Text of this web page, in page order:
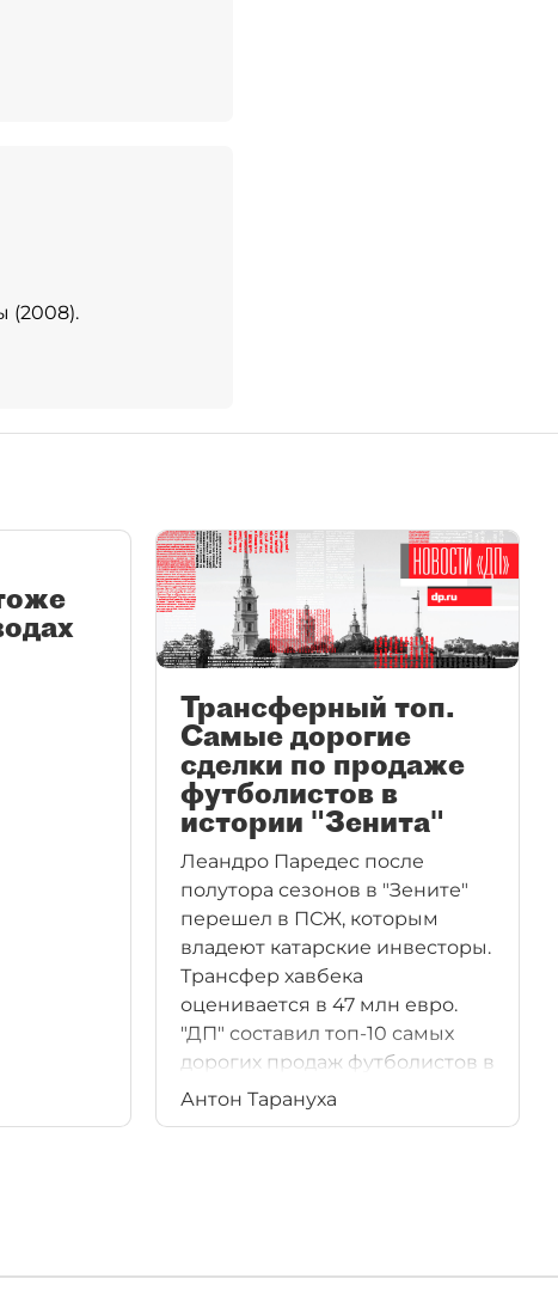
(2008).
Трансферный топ.
Самые дорогие
сделки по продаже
футболистов в
истории "Зенита"
Леандро Паредес после
полутора сезонов в "Зените"
перешел в ПСЖ, которым
владеют катарские инвесторы.
Трансфер хавбека
оценивается в 47 млн евро.
"ДП" составил топ-10 самых
дорогих продаж футболистов в
истории сине-бело-голубых.
Антон Тарануха